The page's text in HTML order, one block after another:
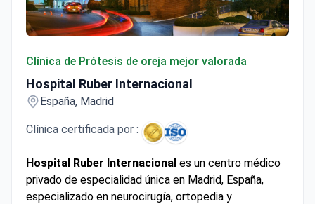
Clínica de Prótesis de oreja mejor valorada
Hospital Ruber Internacional
España, Madrid
Clínica certificada por :
Hospital Ruber Internacional es un centro médico
privado de especialidad única en Madrid, España,
especializado en neurocirugía, ortopedia y